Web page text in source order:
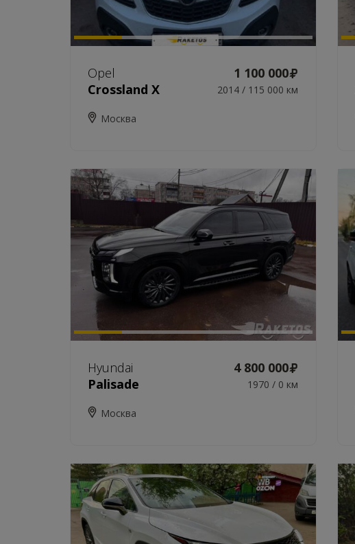
Opel
1 100 000
Crossland X
2014 / 115 000 км
Москва
Hyundai
4 800 000
Palisade
1970 / 0 км
Москва